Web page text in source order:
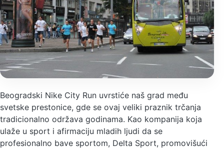
Beogradski Nike City Run uvrstiće naš grad među
svetske prestonice, gde se ovaj veliki praznik trčanja
tradicionalno održava godinama. Kao kompanija koja
ulaže u sport i afirmaciju mladih ljudi da se
profesionalno bave sportom, Delta Sport, promovišući